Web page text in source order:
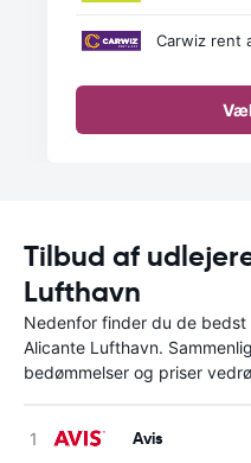
Carwiz rent
Tilbud af
Lufthavn
Nedenfor finder du de
Alicante Lufthavn.
bedømmelser og priser
Avis